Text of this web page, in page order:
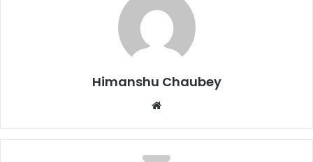
Himanshu Chaubey